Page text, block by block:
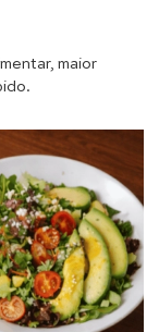
maior